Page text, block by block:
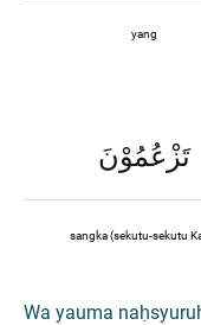
yang
تَزْعُمُوْنَ
sangka (sekutu-sekutu
Wa yauma